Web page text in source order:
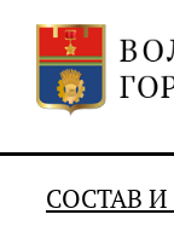
СОСТАВ